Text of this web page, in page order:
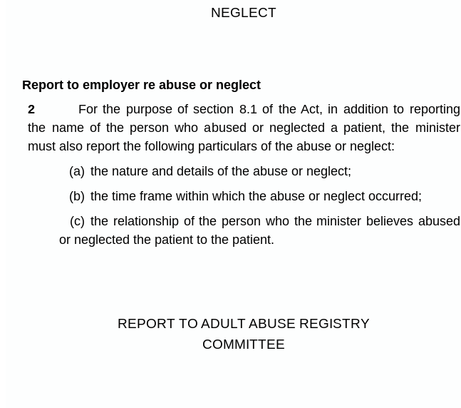
NEGLECT
Report to employer re abuse or neglect
2
For the purpose of section 8.1 of the Act, in addition to reporting
the name of the person who abused or neglected a patient, the minister
must also report the following particulars of the abuse or neglect:
(a) the nature and details of the abuse or neglect;
(b) the time frame within which the abuse or neglect occurred;
(c) the relationship of the person who the minister believes abused
or neglected the patient to the patient.
REPORT TO ADULT ABUSE REGISTRY
COMMITTEE